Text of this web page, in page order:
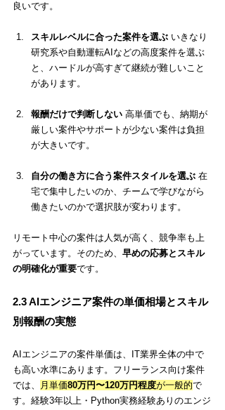
良いです。
スキルレベルに合った案件を選ぶ いきなり
研究系や自動運転AIなどの高度案件を選ぶ
と、ハードルが高すぎて継続が難しいこと
があります。
報酬だけで判断しない 高単価でも、納期が
厳しい案件やサポートが少ない案件は負担
が大きいです。
自分の働き方に合う案件スタイルを選ぶ 在
宅で集中したいのか、チームで学びながら
働きたいのかで選択肢が変わります。
リモート中心の案件は人気が高く、競争率も上
がっています。そのため、 早めの応募とスキル
の明確化が重要です。
2.3 AIエンジニア案件の単価相場とスキル
別報酬の実態
AIエンジニアの案件単価は、IT業界全体の中で
も高い水準にあります。フリーランス向け案件
では、
月単価80万円〜120万円程度が一般的で
す。経験3年以上・Python実務経験ありのエンジ